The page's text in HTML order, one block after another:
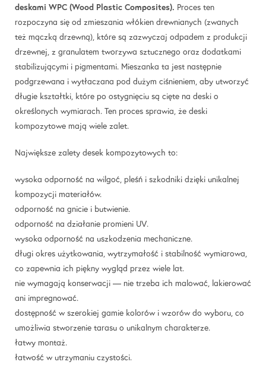
deskami WPC (Wood Plastic Composites). Proces ten
rozpoczyna się od zmieszania włókien drewnianych (zwanych
też mączką drzewną), które są zazwyczaj odpadem z produkcji
drzewnej, z granulatem tworzywa sztucznego oraz dodatkami
stabilizującymi i pigmentami. Mieszanka ta jest następnie
podgrzewana i wytłaczana pod dużym ciśnieniem, aby utworzyć
długie kształtki, które po ostygnięciu są cięte na deski o
określonych wymiarach. Ten proces sprawia, że deski
kompozytowe mają wiele zalet.
Największe zalety desek kompozytowych to:
wysoka odporność na wilgoć, pleśń i szkodniki dzięki unikalnej
kompozycji materiałów.
odporność na gnicie i butwienie.
odporność na działanie promieni UV.
wysoka odporność na uszkodzenia mechaniczne.
długi okres użytkowania, wytrzymałość i stabilność wymiarowa,
co zapewnia ich piękny wygląd przez wiele lat.
nie wymagają konserwacji — nie trzeba ich malować, lakierować
ani impregnować.
dostępność w szerokiej gamie kolorów i wzorów do wyboru, co
umożliwia stworzenie tarasu o unikalnym charakterze.
łatwy montaż.
łatwość w utrzymaniu czystości.